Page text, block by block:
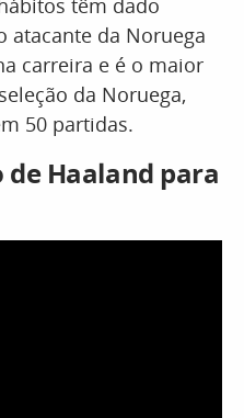
têm dado
atacante da Noruega
carreira e é o maior
da Noruega,
50 partidas.
de Haaland para